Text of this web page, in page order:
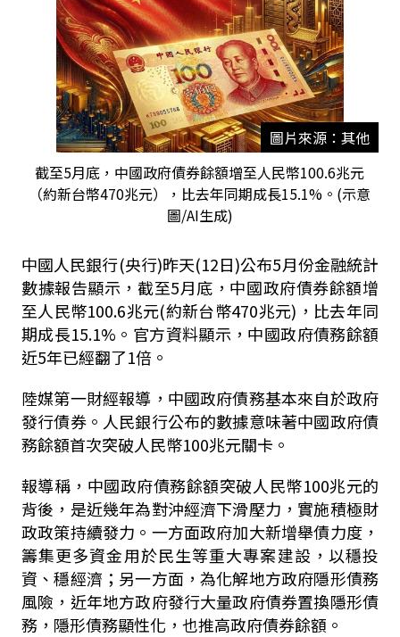
圖片來源：其他
截至5月底，中國政府債券餘額增至人民幣100.6兆元
（約新台幣470兆元），比去年同期成長15.1%。(示意
圖/AI生成)
中國人民銀行(央行)昨天(12日)公布5月份金融統計
數據報告顯示，截至5月底，中國政府債券餘額增
至人民幣100.6兆元(約新台幣470兆元)，比去年同
期成長15.1%。官方資料顯示，中國政府債務餘額
近5年已經翻了1倍。
陸媒第一財經報導，中國政府債務基本來自於政府
發行債券。人民銀行公布的數據意味著中國政府債
務餘額首次突破人民幣100兆元關卡。
報導稱，中國政府債務餘額突破人民幣100兆元的
背後，是近幾年為對沖經濟下滑壓力，實施積極財
政政策持續發力。一方面政府加大新增舉債力度，
籌集更多資金用於民生等重大專案建設，以穩投
資、穩經濟；另一方面，為化解地方政府隱形債務
風險，近年地方政府發行大量政府債券置換隱形債
務，隱形債務顯性化，也推高政府債券餘額。